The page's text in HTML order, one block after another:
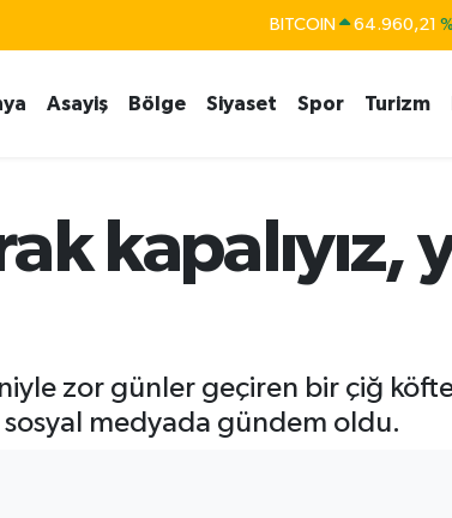
DOLAR 47,7436
EURO 55,2510
Asayiş Bölge Siyaset Spor Turizm
kapalıyız,
zor günler geçiren bir çiğ
medyada gündem oldu.